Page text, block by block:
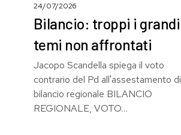
24/07/2026
Bilancio: troppi i grandi
temi non affrontati
Jacopo Scandella spiega il voto
contrario del Pd all'assestamento di
bilancio regionale BILANCIO
REGIONALE, VOTO…